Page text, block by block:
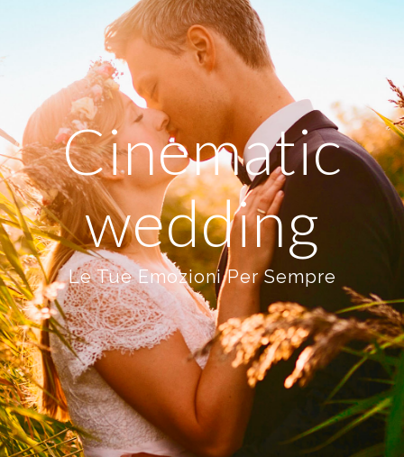
Cinematic
wedding
Le Tue Emozioni Per Sempre